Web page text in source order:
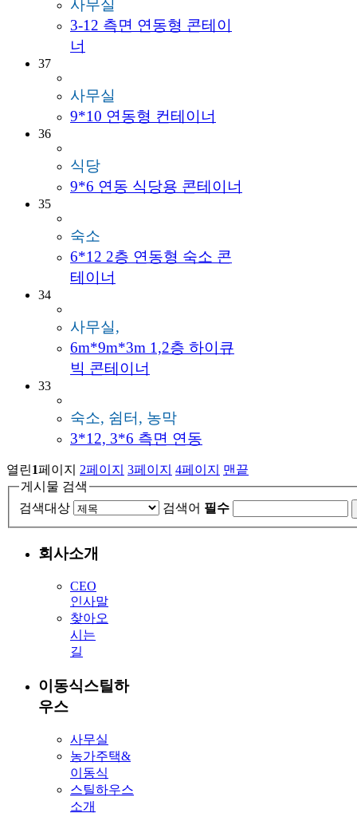
사무실
3-12 측면 연동형 콘테이
너
37
사무실
9*10 연동형 컨테이너
36
식당
9*6 연동 식당용 콘테이너
35
숙소
6*12 2층 연동형 숙소 콘
테이너
34
사무실,
6m*9m*3m 1,2층 하이큐
빅 콘테이너
33
숙소, 쉼터, 농막
3*12, 3*6 측면 연동
열린1페이지 2페이지 3페이지 4페이지
맨끝
게시물 검색
검색대상
검색어 필수
회사소개
CEO
인사말
찾아오
시는
길
이동식스틸하
우스
사무실
농가주택&
이동식
스틸하우스
소개